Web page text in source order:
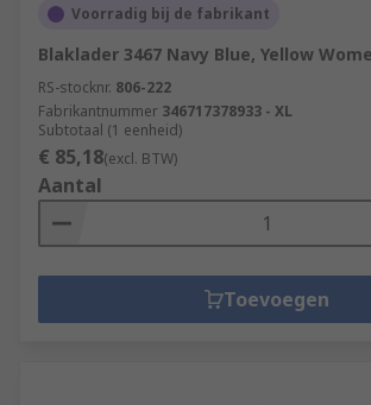
Voorradig bij de fabrikant
Blaklader 3467 Navy Blue, Yellow
RS-stocknr. 806-222
Fabrikantnummer 346717378933 - XL
Subtotaal (1 eenheid)
€ 85,18(excl. BTW)
Aantal
Toevoegen